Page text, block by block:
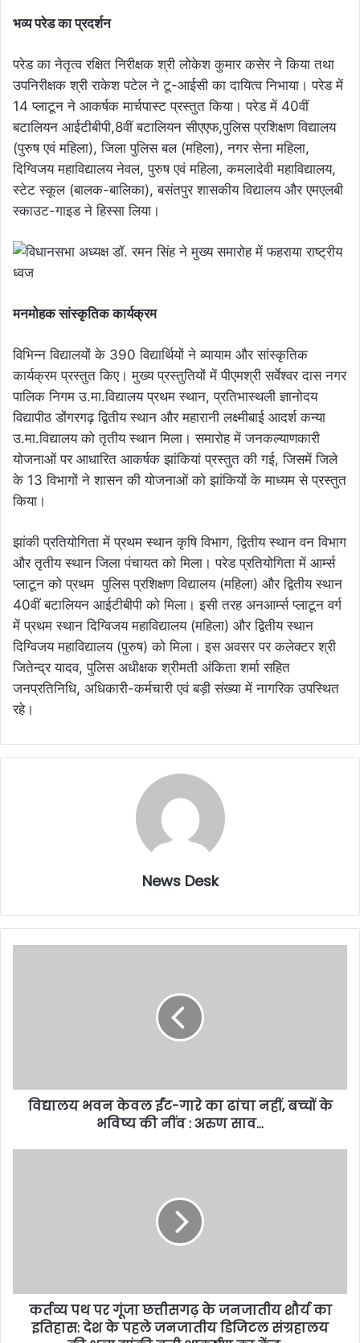
भव्य परेड का प्रदर्शन
परेड का नेतृत्व रक्षित निरीक्षक श्री लोकेश कुमार कसेर ने किया तथा
उपनिरीक्षक श्री राकेश पटेल ने टू-आईसी का दायित्व निभाया। परेड में
14 प्लाटून ने आकर्षक मार्चपास्ट प्रस्तुत किया। परेड में 40वीं
बटालियन आईटीबीपी,8वीं बटालियन सीएएफ,पुलिस प्रशिक्षण विद्यालय
(पुरुष एवं महिला), जिला पुलिस बल (महिला), नगर सेना महिला,
दिग्विजय महाविद्यालय नेवल, पुरुष एवं महिला, कमलादेवी महाविद्यालय,
स्टेट स्कूल (बालक-बालिका), बसंतपुर शासकीय विद्यालय और एमएलबी
स्काउट-गाइड ने हिस्सा लिया।
मनमोहक सांस्कृतिक कार्यक्रम
विभिन्न विद्यालयों के 390 विद्यार्थियों ने व्यायाम और सांस्कृतिक
कार्यक्रम प्रस्तुत किए। मुख्य प्रस्तुतियों में पीएमश्री सर्वेश्वर दास नगर
पालिक निगम उ.मा.विद्यालय प्रथम स्थान, प्रतिभास्थली ज्ञानोदय
विद्यापीठ डोंगरगढ़ द्वितीय स्थान और महारानी लक्ष्मीबाई आदर्श कन्या
उ.मा.विद्यालय को तृतीय स्थान मिला। समारोह में जनकल्याणकारी
योजनाओं पर आधारित आकर्षक झांकियां प्रस्तुत की गई, जिसमें जिले
के 13 विभागों ने शासन की योजनाओं को झांकियों के माध्यम से प्रस्तुत
किया।
झांकी प्रतियोगिता में प्रथम स्थान कृषि विभाग, द्वितीय स्थान वन विभाग
और तृतीय स्थान जिला पंचायत को मिला। परेड प्रतियोगिता में आर्म्स
प्लाटून को प्रथम पुलिस प्रशिक्षण विद्यालय (महिला) और द्वितीय स्थान
40वीं बटालियन आईटीबीपी को मिला। इसी तरह अनआर्म्स प्लाटून वर्ग
में प्रथम स्थान दिग्विजय महाविद्यालय (महिला) और द्वितीय स्थान
दिग्विजय महाविद्यालय (पुरुष) को मिला। इस अवसर पर कलेक्टर श्री
जितेन्द्र यादव, पुलिस अधीक्षक श्रीमती अंकिता शर्मा सहित
जनप्रतिनिधि, अधिकारी-कर्मचारी एवं बड़ी संख्या में नागरिक उपस्थित
रहे।
News Desk
विद्यालय भवन केवल ईंट-गारे का ढांचा नहीं, बच्चों के
भविष्य की नींव : अरुण साव…
कर्तव्य पथ पर गूंजा छत्तीसगढ़ के जनजातीय शौर्य का
इतिहास: देश के पहले जनजातीय डिजिटल संग्रहालय